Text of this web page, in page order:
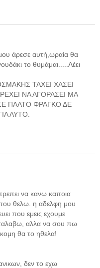
άρεσε αυτή,ωραία θα
το θυμάμαι.....Λέει
ΤΑΧΕΙ ΧΑΣΕΙ
ΝΑ ΑΓΟΡΑΣΕΙ ΜΑ
ΠΑΛΤΟ ΦΡΑΓΚΟ ΔΕ
ΑΥΤΟ.
να κανω καποια
θελω. η αδελφη μου
που εμεις εχουμε
αλλα να σου πω
θα το ηθελα!
δεν το εχω